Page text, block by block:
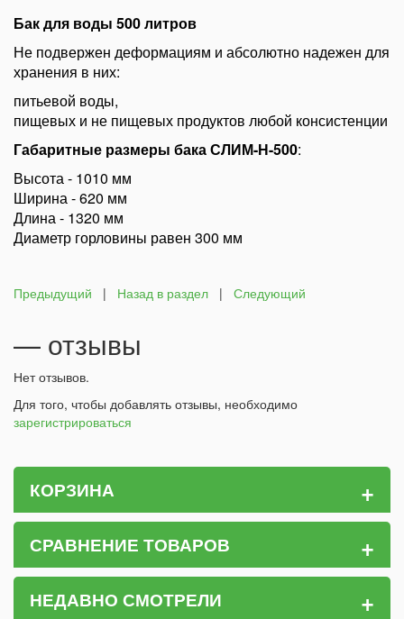
Бак для воды 500 литров
Не подвержен деформациям и абсолютно надежен для
хранения в них:
питьевой воды,
пищевых и не пищевых продуктов любой консистенции
Габаритные размеры бака СЛИМ-Н-500:
Высота - 1010 мм
Ширина - 620 мм
Длина - 1320 мм
Диаметр горловины равен 300 мм
Предыдущий | Назад в раздел | Следующий
— отзывы
Нет отзывов.
Для того, чтобы добавлять отзывы, необходимо
зарегистрироваться
КОРЗИНА +
СРАВНЕНИЕ ТОВАРОВ +
НЕДАВНО СМОТРЕЛИ +